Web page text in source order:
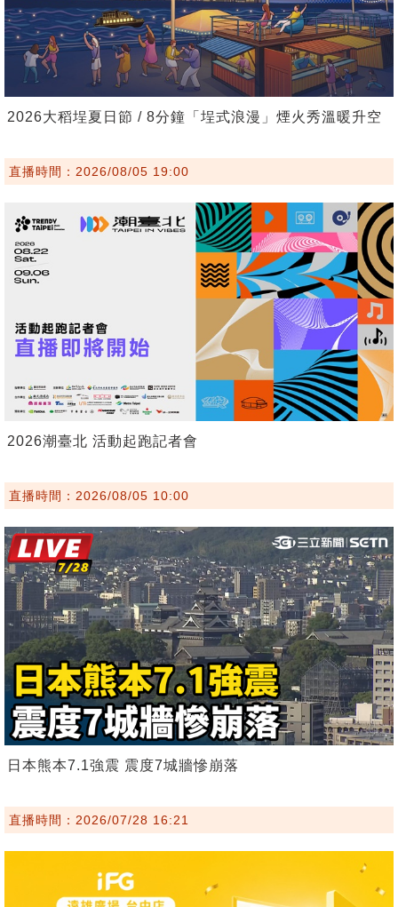
2026大稻埕夏日節 / 8分鐘「埕式浪漫」煙火秀溫暖升空
直播時間：2026/08/05 19:00
2026潮臺北 活動起跑記者會
直播時間：2026/08/05 10:00
日本熊本7.1強震 震度7城牆慘崩落
直播時間：2026/07/28 16:21